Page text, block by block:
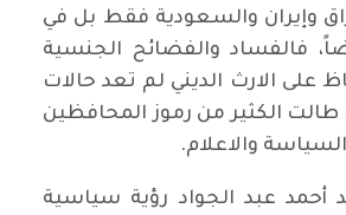
وإيران والسعودية فقط بل في
فالفساد والفضائح الجنسية
على الارث الديني لم تعد حالات
طالت الكثير من رموز المحافظين
والاعلام.
أحمد عبد الجواد رؤية سياسية